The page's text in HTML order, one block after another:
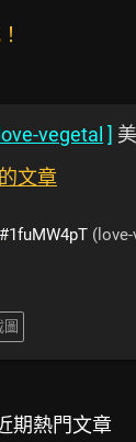
love-vegetal ]
文章
#1fuMW4pT
圖
期熱門文章